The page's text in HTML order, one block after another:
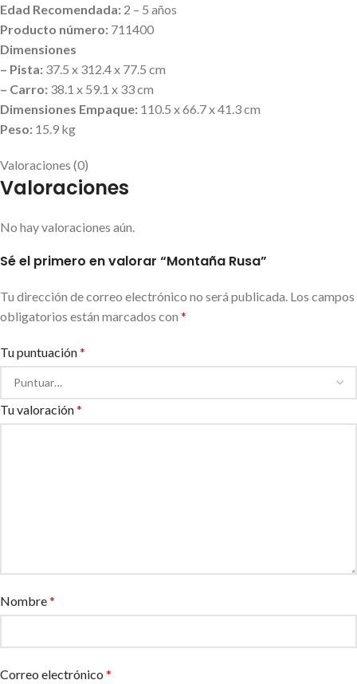
Edad Recomendada: 2 – 5 años
Producto número: 711400
Dimensiones
– Pista: 37.5 x 312.4 x 77.5 cm
– Carro: 38.1 x 59.1 x 33 cm
Dimensiones Empaque: 110.5 x 66.7 x 41.3 cm
Peso: 15.9 kg
Valoraciones (0)
Valoraciones
No hay valoraciones aún.
Sé el primero en valorar “Montaña Rusa”
Tu dirección de correo electrónico no será publicada. Los campos
obligatorios están marcados con *
Tu puntuación*
Tu valoración*
Nombre*
Correo electrónico *